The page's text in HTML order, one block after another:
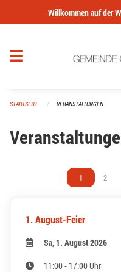
Navigation überspringen
Willkommen auf der
STARTSEITE VERANSTALTUNGEN
Vous êtes
1 Vous
2
1. August-Feier
Sa, 1. August 2026
11:00 - 17:00 Uhr